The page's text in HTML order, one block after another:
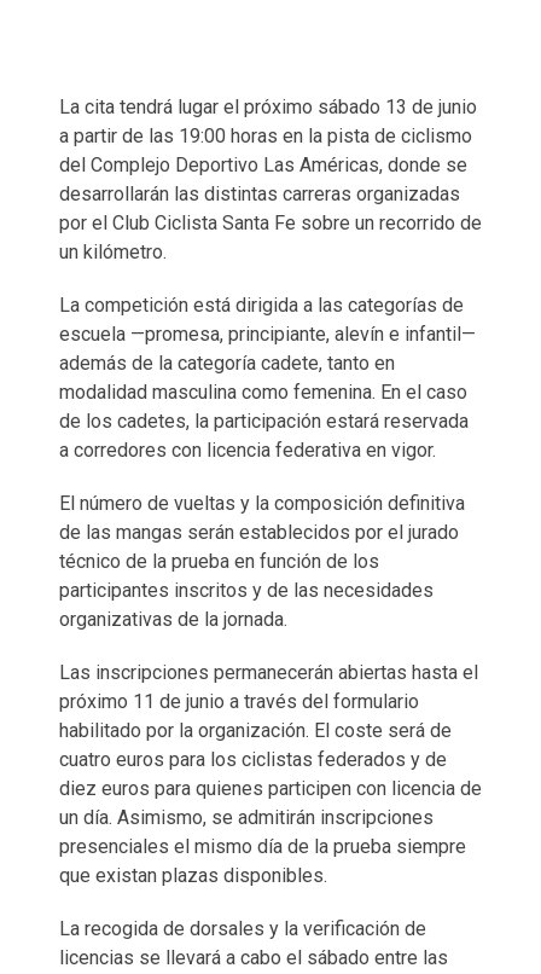
La cita tendrá lugar el próximo sábado 13 de junio
a partir de las 19:00 horas en la pista de ciclismo
del Complejo Deportivo Las Américas, donde se
desarrollarán las distintas carreras organizadas
por el Club Ciclista Santa Fe sobre un recorrido de
un kilómetro.
La competición está dirigida a las categorías de
escuela —promesa, principiante, alevín e infantil—
además de la categoría cadete, tanto en
modalidad masculina como femenina. En el caso
de los cadetes, la participación estará reservada
a corredores con licencia federativa en vigor.
El número de vueltas y la composición definitiva
de las mangas serán establecidos por el jurado
técnico de la prueba en función de los
participantes inscritos y de las necesidades
organizativas de la jornada.
Las inscripciones permanecerán abiertas hasta el
próximo 11 de junio a través del formulario
habilitado por la organización. El coste será de
cuatro euros para los ciclistas federados y de
diez euros para quienes participen con licencia de
un día. Asimismo, se admitirán inscripciones
presenciales el mismo día de la prueba siempre
que existan plazas disponibles.
La recogida de dorsales y la verificación de
licencias se llevará a cabo el sábado entre las